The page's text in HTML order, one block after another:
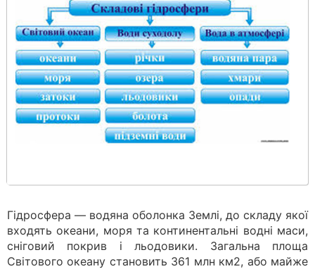
Гідросфера — водяна оболонка Землі, до складу якої
входять океани, моря та континентальні водні маси,
сніговий покрив і льодовики. Загальна площа
Світового океану становить 361 млн км2, або майже